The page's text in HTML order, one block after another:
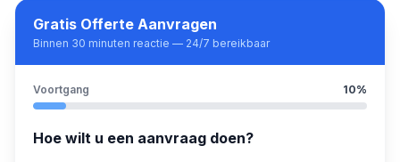
Gratis Offerte Aanvragen
Binnen 30 minuten reactie — 24/7 bereikbaar
Voortgang 10%
Hoe wilt u een aanvraag doen?